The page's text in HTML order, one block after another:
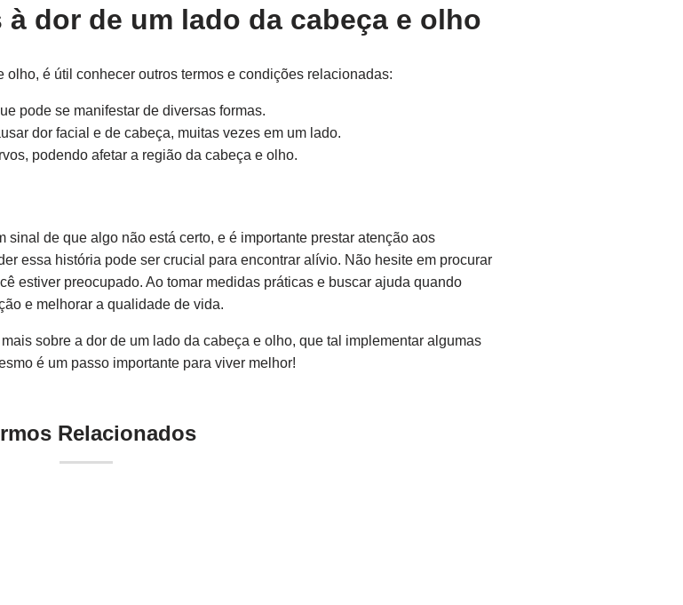
dor de um lado da cabeça e olho
é útil conhecer outros termos e condições relacionadas:
pode se manifestar de diversas formas.
dor facial e de cabeça, muitas vezes em um lado.
podendo afetar a região da cabeça e olho.
de que algo não está certo, e é importante prestar atenção aos
essa história pode ser crucial para encontrar alívio. Não hesite em procurar
estiver preocupado. Ao tomar medidas práticas e buscar ajuda quando
e melhorar a qualidade de vida.
sobre a dor de um lado da cabeça e olho, que tal implementar algumas
é um passo importante para viver melhor!
Relacionados